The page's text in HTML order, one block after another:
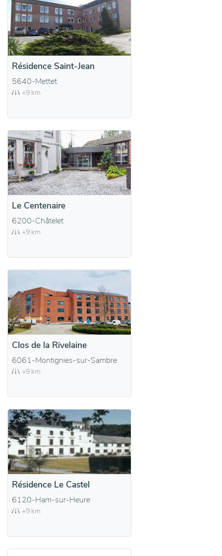
Résidence Saint-Jean
5640-Mettet
+9 km
Le Centenaire
6200-Châtelet
+9 km
Clos de la Rivelaine
6061-Montignies-sur-Sambre
+9 km
Résidence Le Castel
6120-Ham-sur-Heure
+9 km